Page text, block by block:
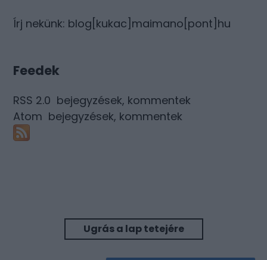
Írj nekünk: blog[kukac]maimano[pont]hu
Feedek
RSS 2.0 bejegyzések, kommentek
Atom bejegyzések, kommentek
Ugrás a lap tetejére